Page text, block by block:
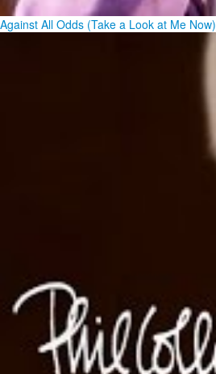
Against All Odds (Take a Look at Me Now)